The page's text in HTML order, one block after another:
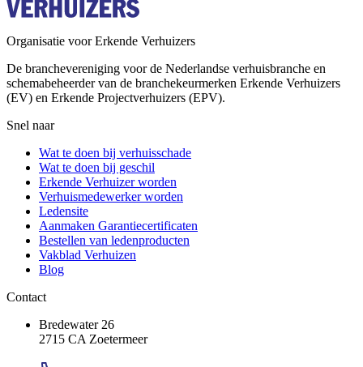
Organisatie voor Erkende Verhuizers
De branchevereniging voor de Nederlandse verhuisbranche en
schemabeheerder van de branchekeurmerken Erkende Verhuizers
(EV) en Erkende Projectverhuizers (EPV).
Snel naar
Wat te doen bij verhuisschade
Wat te doen bij geschil
Erkende Verhuizer worden
Verhuismedewerker worden
Ledensite
Aanmaken Garantiecertificaten
Bestellen van ledenproducten
Vakblad Verhuizen
Blog
Contact
Bredewater 26
2715 CA Zoetermeer